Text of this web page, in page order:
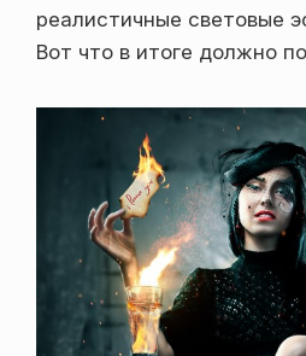
реалистичные световые
Вот что в итоге должно